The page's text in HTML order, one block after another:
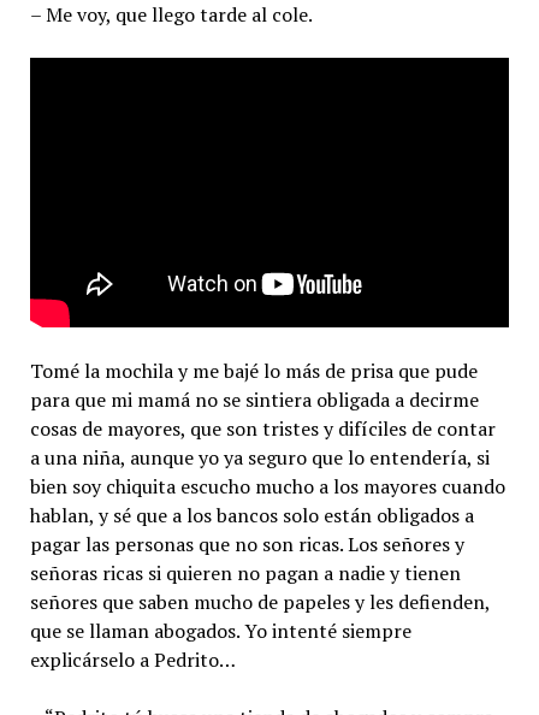
– Me voy, que llego tarde al cole.
Tomé la mochila y me bajé lo más de prisa que pude
para que mi mamá no se sintiera obligada a decirme
cosas de mayores, que son tristes y difíciles de contar
a una niña, aunque yo ya seguro que lo entendería, si
bien soy chiquita escucho mucho a los mayores cuando
hablan, y sé que a los bancos solo están obligados a
pagar las personas que no son ricas. Los señores y
señoras ricas si quieren no pagan a nadie y tienen
señores que saben mucho de papeles y les defienden,
que se llaman abogados. Yo intenté siempre
explicárselo a Pedrito…